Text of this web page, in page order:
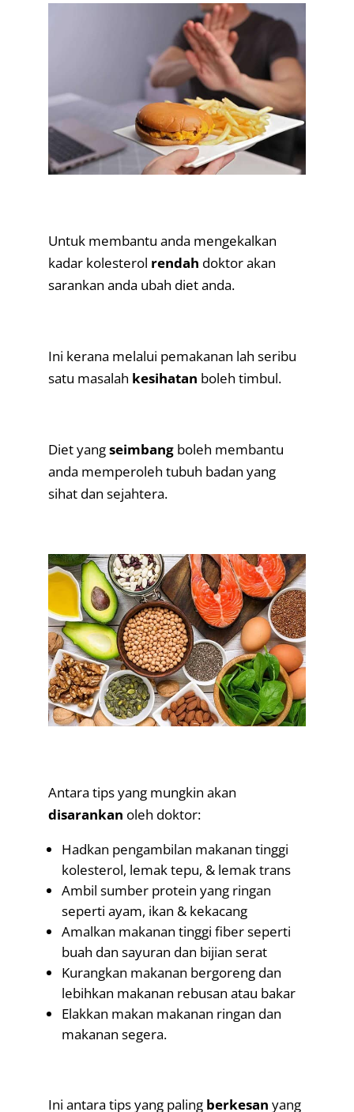
Untuk membantu anda mengekalkan
kadar kolesterol rendah doktor akan
sarankan anda ubah diet anda.
Ini kerana melalui pemakanan lah seribu
satu masalah kesihatan boleh timbul.
Diet yangseimbangboleh membantu
anda memperoleh tubuh badan yang
sihat dan sejahtera.
Antara tips yang mungkin akan
disarankan oleh doktor:
Hadkan pengambilan makanan tinggi
kolesterol, lemak tepu, & lemak trans
Ambil sumber protein yang ringan
seperti ayam, ikan & kekacang
Amalkan makanan tinggi fiber seperti
buah dan sayuran dan bijian serat
Kurangkan makanan bergoreng dan
lebihkan makanan rebusan atau bakar
Elakkan makan makanan ringan dan
makanan segera.
Ini antara tips yang paling berkesan yang